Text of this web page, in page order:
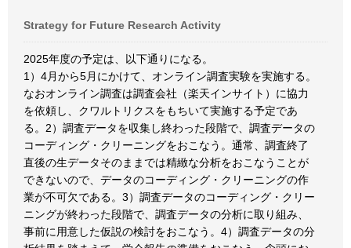
Strategy for Future Research Activity
2025年度の予定は、以下通りになる。
1）4月から5月にかけて、オンライン調査実験を実施する。
なおオンライン調査は調査会社（楽天インサイト）に協力
を依頼し、クワルトリクスをもちいて実施する予定であ
る。2）調査データを収集し終わった段階で、調査データの
コーディング・クリーニングをおこなう。通常、調査終了
直後の生データそのままでは精緻な分析をおこなうことが
できないので、データのコーディング・クリーニングの作
業が不可欠である。3）調査データのコーディング・クリー
ニングが終わった段階で、調査データの分析に取り組み、
事前に用意した仮説の検討をおこなう。4）調査データの分